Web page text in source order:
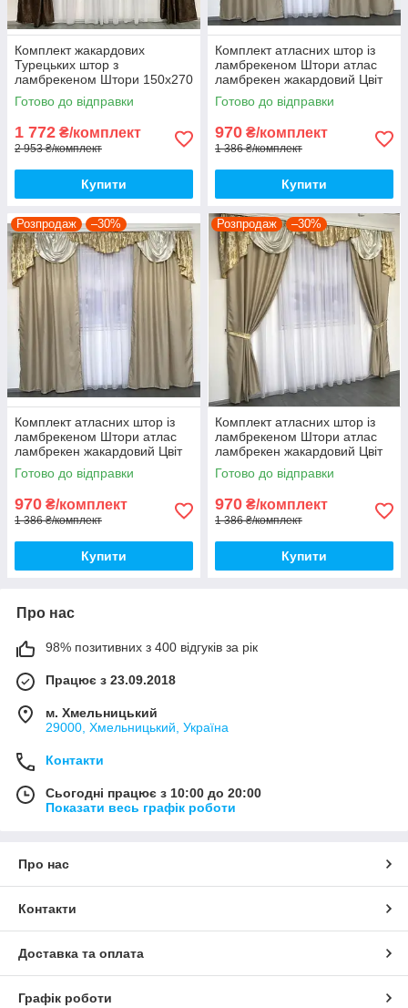
Комплект жакардових
Турецьких штор з
ламбрекеном Штори 150х270
см (2 шт.) Колір —
Коричневий
Готово до відправки
1 772 ₴/комплект
2 953 ₴/комплект
Купити
Комплект атласних штор із
ламбрекеном Штори атлас
ламбрекен жакардовий Цвіт
Бежевий
Готово до відправки
970 ₴/комплект
1 386 ₴/комплект
Купити
Розпродаж –30%
Комплект атласних штор із
ламбрекеном Штори атлас
ламбрекен жакардовий Цвіт
Бежевий
Готово до відправки
970 ₴/комплект
1 386 ₴/комплект
Купити
Розпродаж –30%
Комплект атласних штор із
ламбрекеном Штори атлас
ламбрекен жакардовий Цвіт
Бежевий
Готово до відправки
970 ₴/комплект
1 386 ₴/комплект
Купити
Про нас
98% позитивних з 400 відгуків за рік
Працює з 23.09.2018
м. Хмельницький
29000, Хмельницький, Україна
Контакти
Сьогодні працює з 10:00 до 20:00
Показати весь графік роботи
Про нас
Контакти
Доставка та оплата
Графік роботи